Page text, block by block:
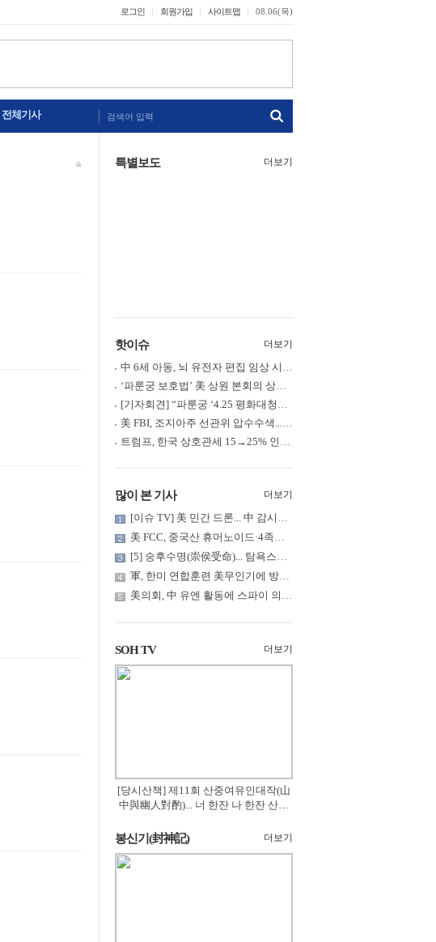
로그인 회원가입 사이트맵 08.06(목)
전체기사 검색어 입력
특별보도 더보기
핫이슈 더보기
中 6세 아동, 뇌 유전자 편집 임상 시험 중 사망... 의료진 1년간 ....
‘파룬궁 보호법’ 美 상원 본회의 상정... 최종 입법 ‘초읽기’
[기자회견] “파룬궁 ‘4.25 평화대청원’ 기념 & 중공의 션윈 공연 .....
美 FBI, 조지아주 선관위 압수수색... 트럼프 “부정선거 증거 확보....
트럼프, 한국 상호관세 15→25% 인상... “韓 국회 무력합의 미비준”....
많이 본 기사 더보기
[이슈 TV] 美 민간 드론... 中 감시망 뚫고 군함 근접 촬영
美 FCC, 중국산 휴머노이드·4족보행 로봇·전력 인버터 신규 수입 .....
[5] 숭후수명(崇侯受命)... 탐욕스러운 북백후, 정벌의 기치를 올.....
軍, 한미 연합훈련 美무인기에 방공태세 발령... 왜?
美의회, 中 유엔 활동에 스파이 의혹 제기
SOH TV 더보기
[당시산책] 제11회 산중여유인대작(山
中與幽人對酌)... 너 한잔 나 한잔 산의
봉신기(封神記) 더보기